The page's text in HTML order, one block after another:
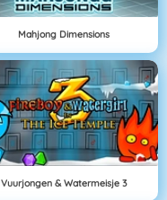
Mahjong Dimensions
Vuurjongen & Watermeisje 3